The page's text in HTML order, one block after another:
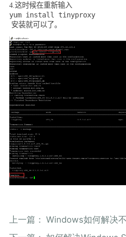
4. 这时候在重新输入
yum install tinyproxy
安装就可以了。
上一篇： Windows如何解决